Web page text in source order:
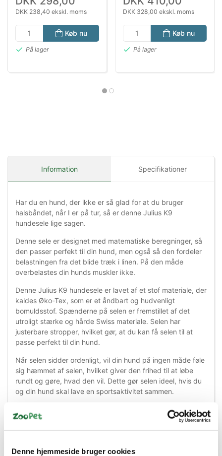
Denne hjemmeside bruger cookies
DKK 238,40 ekskl. moms
Køb nu
På lager
DKK 328,00 ekskl. moms
Køb nu
På lager
Information Specifikationer
Har du en hund, der ikke er så glad for at du bruger
halsbåndet, når I er på tur, så er denne Julius K9
hundesele lige sagen.
Denne sele er designet med matematiske beregninger, så
den passer perfekt til din hund, men også så den fordeler
belastningen fra det blide træk i linen. På den måde
overbelastes din hunds muskler ikke.
Denne Julius K9 hundesele er lavet af et stof materiale, der
kaldes Øko-Tex, som er et åndbart og hudvenligt
bomuldsstof. Spænderne på selen er fremstillet af det
utroligt stærke og hårde Swiss materiale. Selen har
justerbare stropper, hvilket gør, at du kan få selen til at
passe perfekt til din hund.
Når selen sidder ordenligt, vil din hund på ingen måde føle
sig hæmmet af selen, hvilket giver den frihed til at løbe
rundt og gøre, hvad den vil. Dette gør selen ideel, hvis du
og din hund skal lave en sportsaktivitet sammen.
Stropperne og syningerne er reflekser, så din hund kan
blive set i mørket. På hver side af selen, kan du fastgøre
nogle velcro-strips, der har et ord på, som også er en